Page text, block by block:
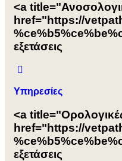
<a
href="https://
εξετάσεις
Υπηρεσίες
<a
href="https://
εξετάσεις